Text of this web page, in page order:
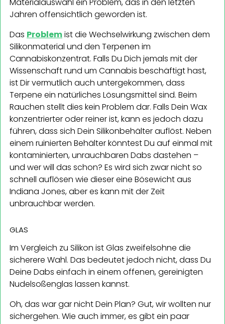
Jahren offensichtlich geworden ist.
Das Problemist die Wechselwirkung zwischen dem
Silikonmaterial und den Terpenen im
Cannabiskonzentrat. Falls Du Dich jemals mit der
Wissenschaft rund um Cannabis beschäftigt hast,
ist Dir vermutlich auch untergekommen, dass
Terpene ein natürliches Lösungsmittel sind. Beim
Rauchen stellt dies kein Problem dar. Falls Dein Wax
konzentrierter oder reiner ist, kann es jedoch dazu
führen, dass sich Dein Silikonbehälter auflöst. Neben
einem ruinierten Behälter könntest Du auf einmal mit
kontaminierten, unrauchbaren Dabs dastehen –
und wer will das schon? Es wird sich zwar nicht so
schnell auflösen wie dieser eine Bösewicht aus
Indiana Jones, aber es kann mit der Zeit
unbrauchbar werden.
GLAS
Im Vergleich zu Silikon ist Glas zweifelsohne die
sicherere Wahl. Das bedeutet jedoch nicht, dass Du
Deine Dabs einfach in einem offenen, gereinigten
Nudelsoßenglas lassen kannst.
Oh, das war gar nicht Dein Plan? Gut, wir wollten nur
sichergehen. Wie auch immer, es gibt ein paar